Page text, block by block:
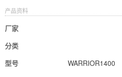
产品资料
厂家
分类
型号
WARRIOR1400